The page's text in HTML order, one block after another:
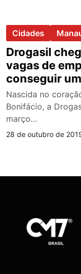
Cidades
Drogasil
vagas de
conseguir
Nascida no
Bonifácio, a
março…
28 de outubro de